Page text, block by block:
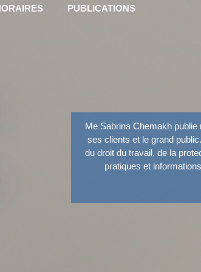
PUBLICATIONS
Me Sabrina Chemakh
ses clients et le grand
du droit du travail, de la
pratiques et